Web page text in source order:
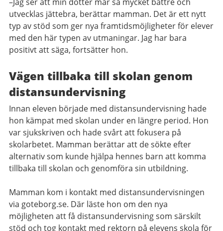
utvecklas jättebra, berättar mamman. Det är ett nytt
typ av stöd som ger nya framtidsmöjligheter för elever
med den här typen av utmaningar. Jag har bara
positivt att säga, fortsätter hon.
Vägen tillbaka till skolan genom
distansundervisning
Innan eleven började med distansundervisning hade
hon kämpat med skolan under en längre period. Hon
var sjukskriven och hade svårt att fokusera på
skolarbetet. Mamman berättar att de sökte efter
alternativ som kunde hjälpa hennes barn att komma
tillbaka till skolan och genomföra sin utbildning.
Mamman kom i kontakt med distansundervisningen
via goteborg.se. Där läste hon om den nya
möjligheten att få distansundervisning som särskilt
stöd och tog kontakt med rektorn på elevens skola för